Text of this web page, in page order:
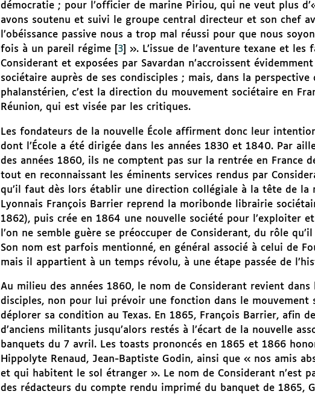
démocratie ; pour l’officier de marine Piriou, qui ne veut plus
avons soutenu et suivi le groupe central directeur et son chef
l’obéissance passive nous a trop mal réussi pour que nous
fois à un pareil régime[ 3]
». L’issue de l’aventure texane et
Considerant et exposées par Savardan n’accroissent
sociétaire auprès de ses condisciples ; mais, dans la
phalanstérien, c’est la direction du mouvement sociétaire en
Réunion, qui est visée par les critiques.
Les fondateurs de la nouvelle École affirment donc leur
dont l’École a été dirigée dans les années 1830 et 1840. Par
des années 1860, ils ne comptent pas sur la rentrée en France
tout en reconnaissant les éminents services rendus par
qu’il faut dès lors établir une direction collégiale à la tête de la
Lyonnais François Barrier reprend la moribonde librairie
1862), puis crée en 1864 une nouvelle société pour l’exploiter
l’on ne semble guère se préoccuper de Considerant, du rôle
Son nom est parfois mentionné, en général associé à celui de
mais il appartient à un temps révolu, à une étape passée de
Au milieu des années 1860, le nom de Considerant revient
disciples, non pour lui prévoir une fonction dans le mouvement
déplorer sa condition au Texas. En 1865, François Barrier, afin
d’anciens militants jusqu’alors restés à l’écart de la nouvelle
banquets du 7 avril. Les toasts prononcés en 1865 et 1866
Hippolyte Renaud, Jean-Baptiste Godin, ainsi que « nos amis
et qui habitent le sol étranger ». Le nom de Considerant n’est
des rédacteurs du compte rendu imprimé du banquet de 1865,